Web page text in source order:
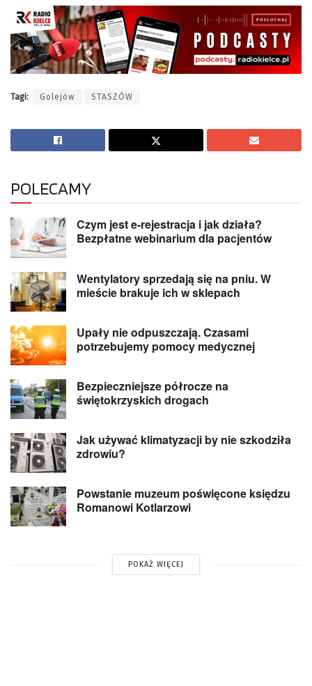
Tagi: Golejów STASZÓW
POLECAMY
Czym jest e-rejestracja i jak działa?
Bezpłatne webinarium dla pacjentów
Wentylatory sprzedają się na pniu. W
mieście brakuje ich w sklepach
Upały nie odpuszczają. Czasami
potrzebujemy pomocy medycznej
Bezpieczniejsze półrocze na
świętokrzyskich drogach
Jak używać klimatyzacji by nie szkodziła
zdrowiu?
Powstanie muzeum poświęcone księdzu
Romanowi Kotlarzowi
POKAŻ WIĘCEJ